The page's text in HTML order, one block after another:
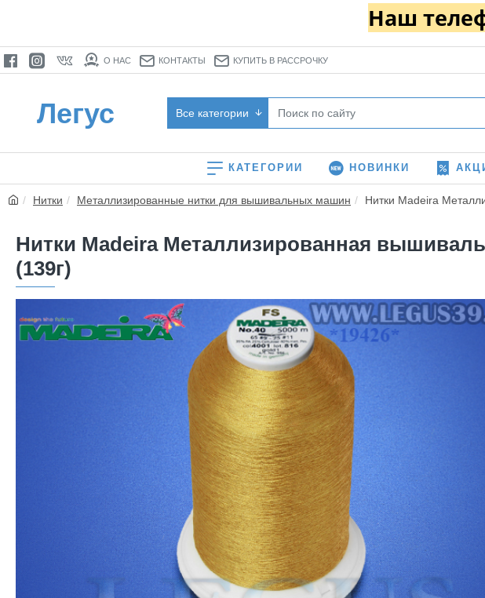
Наш
О НАС КОНТАКТЫ КУПИТЬ В РАССРОЧКУ
Легус Все категории
КАТЕГОРИИ НОВИНКИ
Нитки Металлизированные нитки для вышивальных машин Нитки Madeira
Нитки Madeira Металлизированная
(139г)